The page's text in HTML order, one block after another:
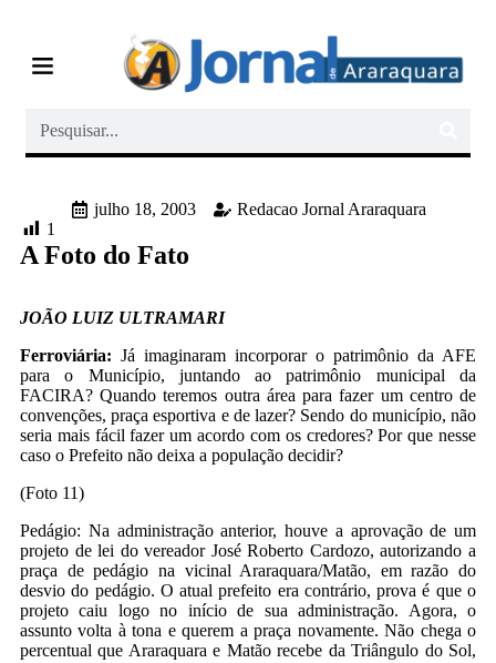
julho 18, 2003
Redacao Jornal Araraquara
1
A Foto do Fato
JOÃO LUIZ ULTRAMARI
Ferroviária: Já imaginaram incorporar o patrimônio da AFE
para o Município, juntando ao patrimônio municipal da
FACIRA? Quando teremos outra área para fazer um centro de
convenções, praça esportiva e de lazer? Sendo do município, não
seria mais fácil fazer um acordo com os credores? Por que nesse
caso o Prefeito não deixa a população decidir?
(Foto 11)
Pedágio: Na administração anterior, houve a aprovação de um
projeto de lei do vereador José Roberto Cardozo, autorizando a
praça de pedágio na vicinal Araraquara/Matão, em razão do
desvio do pedágio. O atual prefeito era contrário, prova é que o
projeto caiu logo no início de sua administração. Agora, o
assunto volta à tona e querem a praça novamente. Não chega o
percentual que Araraquara e Matão recebe da Triângulo do Sol,